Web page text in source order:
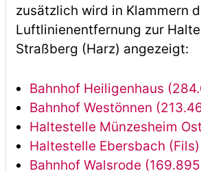
zusätzlich wird in Klammern
Luftlinienentfernung zur
Straßberg (Harz) angezeigt:
Bahnhof Heiligenhaus
Bahnhof Westönnen
Haltestelle Münzesheim
Haltestelle Ebersbach
Bahnhof Walsrode